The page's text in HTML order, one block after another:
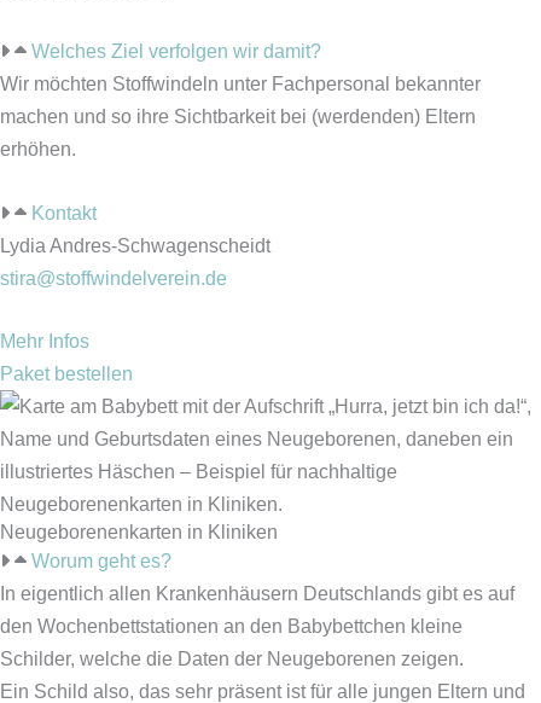
Welches Ziel verfolgen wir damit?
Wir möchten Stoffwindeln unter Fachpersonal bekannter
machen und so ihre Sichtbarkeit bei (werdenden) Eltern
erhöhen.
Kontakt
Lydia Andres-Schwagenscheidt
stira@stoffwindelverein.de
Mehr Infos
Paket bestellen
Neugeborenenkarten in Kliniken
Worum geht es?
In eigentlich allen Krankenhäusern Deutschlands gibt es auf
den Wochenbettstationen an den Babybettchen kleine
Schilder, welche die Daten der Neugeborenen zeigen.
Ein Schild also, das sehr präsent ist für alle jungen Eltern und